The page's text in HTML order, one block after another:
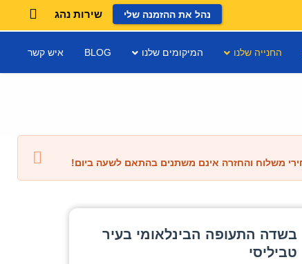
שירות נהג נהל את ההזמנה שלי
החנייה שלנו המיקומים שלנו BLOG איש קשר
בשדה התעופה הבינלאומי בעיר
טביליסי